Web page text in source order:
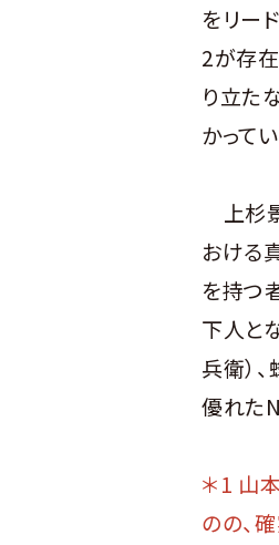
をリー
2が存
り立た
かって
上杉
おける
を持つ
下人と
兵衛）
優れた
＊1 山
のの、